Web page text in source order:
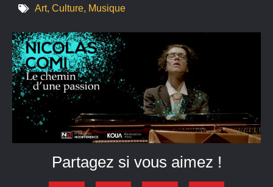
Art, Culture, Musique
Partagez si vous aimez !